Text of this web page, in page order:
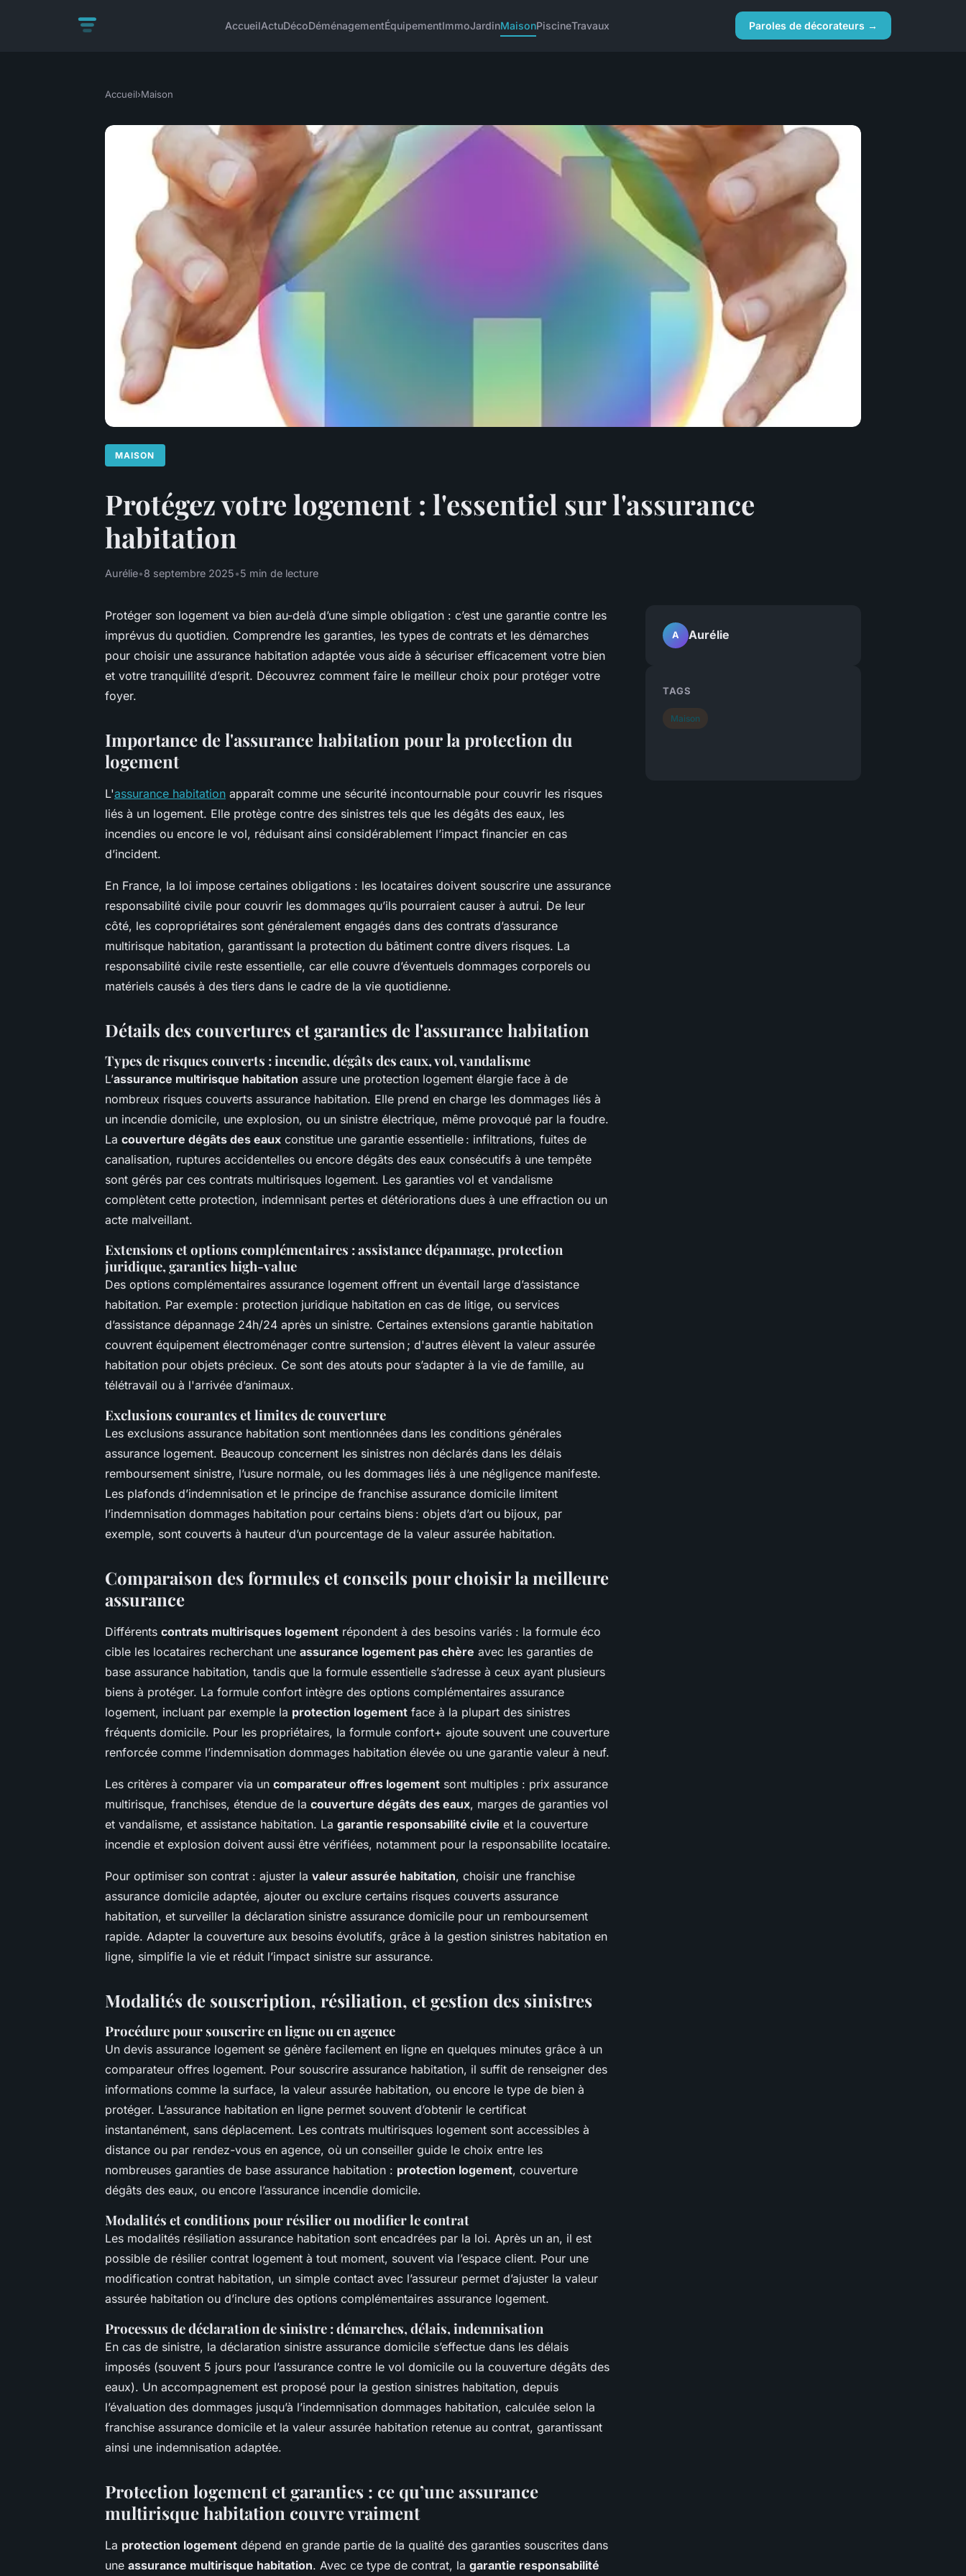
AccueilActuDécoDéménagementÉquipementImmoJardinMaisonPiscineTravaux Paroles de décorateurs →
Accueil›Maison
MAISON
Protégez votre logement : l'essentiel sur l'assurance
habitation
Aurélie•8 septembre 2025•5 min de lecture
Protéger son logement va bien au-delà d’une simple obligation : c’est une garantie contre les
imprévus du quotidien. Comprendre les garanties, les types de contrats et les démarches
pour choisir une assurance habitation adaptée vous aide à sécuriser efficacement votre bien
et votre tranquillité d’esprit. Découvrez comment faire le meilleur choix pour protéger votre
foyer.
Importance de l'assurance habitation pour la protection du
logement
L'assurance habitation apparaît comme une sécurité incontournable pour couvrir les risques
liés à un logement. Elle protège contre des sinistres tels que les dégâts des eaux, les
incendies ou encore le vol, réduisant ainsi considérablement l’impact financier en cas
d’incident.
En France, la loi impose certaines obligations : les locataires doivent souscrire une assurance
responsabilité civile pour couvrir les dommages qu’ils pourraient causer à autrui. De leur
côté, les copropriétaires sont généralement engagés dans des contrats d’assurance
multirisque habitation, garantissant la protection du bâtiment contre divers risques. La
responsabilité civile reste essentielle, car elle couvre d’éventuels dommages corporels ou
matériels causés à des tiers dans le cadre de la vie quotidienne.
Détails des couvertures et garanties de l'assurance habitation
Types de risques couverts : incendie, dégâts des eaux, vol, vandalisme
L’assurance multirisque habitation assure une protection logement élargie face à de
nombreux risques couverts assurance habitation. Elle prend en charge les dommages liés à
un incendie domicile, une explosion, ou un sinistre électrique, même provoqué par la foudre.
La couverture dégâts des eaux constitue une garantie essentielle : infiltrations, fuites de
canalisation, ruptures accidentelles ou encore dégâts des eaux consécutifs à une tempête
sont gérés par ces contrats multirisques logement. Les garanties vol et vandalisme
complètent cette protection, indemnisant pertes et détériorations dues à une effraction ou un
acte malveillant.
Extensions et options complémentaires : assistance dépannage, protection
juridique, garanties high-value
Des options complémentaires assurance logement offrent un éventail large d’assistance
habitation. Par exemple : protection juridique habitation en cas de litige, ou services
d’assistance dépannage 24h/24 après un sinistre. Certaines extensions garantie habitation
couvrent équipement électroménager contre surtension ; d'autres élèvent la valeur assurée
habitation pour objets précieux. Ce sont des atouts pour s’adapter à la vie de famille, au
télétravail ou à l'arrivée d’animaux.
Exclusions courantes et limites de couverture
Les exclusions assurance habitation sont mentionnées dans les conditions générales
assurance logement. Beaucoup concernent les sinistres non déclarés dans les délais
remboursement sinistre, l’usure normale, ou les dommages liés à une négligence manifeste.
Les plafonds d’indemnisation et le principe de franchise assurance domicile limitent
l’indemnisation dommages habitation pour certains biens : objets d’art ou bijoux, par
exemple, sont couverts à hauteur d’un pourcentage de la valeur assurée habitation.
Comparaison des formules et conseils pour choisir la meilleure
assurance
Différents contrats multirisques logement répondent à des besoins variés : la formule éco
cible les locataires recherchant une assurance logement pas chère avec les garanties de
base assurance habitation, tandis que la formule essentielle s’adresse à ceux ayant plusieurs
biens à protéger. La formule confort intègre des options complémentaires assurance
logement, incluant par exemple la protection logement face à la plupart des sinistres
fréquents domicile. Pour les propriétaires, la formule confort+ ajoute souvent une couverture
renforcée comme l’indemnisation dommages habitation élevée ou une garantie valeur à neuf.
Les critères à comparer via un comparateur offres logement sont multiples : prix assurance
multirisque, franchises, étendue de la couverture dégâts des eaux, marges de garanties vol
et vandalisme, et assistance habitation. La garantie responsabilité civile et la couverture
incendie et explosion doivent aussi être vérifiées, notamment pour la responsabilite locataire.
Pour optimiser son contrat : ajuster la valeur assurée habitation, choisir une franchise
assurance domicile adaptée, ajouter ou exclure certains risques couverts assurance
habitation, et surveiller la déclaration sinistre assurance domicile pour un remboursement
rapide. Adapter la couverture aux besoins évolutifs, grâce à la gestion sinistres habitation en
ligne, simplifie la vie et réduit l’impact sinistre sur assurance.
Modalités de souscription, résiliation, et gestion des sinistres
Procédure pour souscrire en ligne ou en agence
Un devis assurance logement se génère facilement en ligne en quelques minutes grâce à un
comparateur offres logement. Pour souscrire assurance habitation, il suffit de renseigner des
informations comme la surface, la valeur assurée habitation, ou encore le type de bien à
protéger. L’assurance habitation en ligne permet souvent d’obtenir le certificat
instantanément, sans déplacement. Les contrats multirisques logement sont accessibles à
distance ou par rendez-vous en agence, où un conseiller guide le choix entre les
nombreuses garanties de base assurance habitation : protection logement, couverture
dégâts des eaux, ou encore l’assurance incendie domicile.
Modalités et conditions pour résilier ou modifier le contrat
Les modalités résiliation assurance habitation sont encadrées par la loi. Après un an, il est
possible de résilier contrat logement à tout moment, souvent via l’espace client. Pour une
modification contrat habitation, un simple contact avec l’assureur permet d’ajuster la valeur
assurée habitation ou d’inclure des options complémentaires assurance logement.
Processus de déclaration de sinistre : démarches, délais, indemnisation
En cas de sinistre, la déclaration sinistre assurance domicile s’effectue dans les délais
imposés (souvent 5 jours pour l’assurance contre le vol domicile ou la couverture dégâts des
eaux). Un accompagnement est proposé pour la gestion sinistres habitation, depuis
l’évaluation des dommages jusqu’à l’indemnisation dommages habitation, calculée selon la
franchise assurance domicile et la valeur assurée habitation retenue au contrat, garantissant
ainsi une indemnisation adaptée.
Protection logement et garanties : ce qu’une assurance
multirisque habitation couvre vraiment
La protection logement dépend en grande partie de la qualité des garanties souscrites dans
une assurance multirisque habitation. Avec ce type de contrat, la garantie responsabilité
A Aurélie
TAGS
Maison